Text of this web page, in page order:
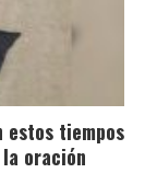
estos tiempos
oración